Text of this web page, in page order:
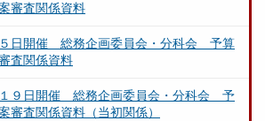
審査関係資料
日開催 総務企画委員会・分科会 予算
査関係資料
９日開催 総務企画委員会・分科会 予
審査関係資料（当初関係）